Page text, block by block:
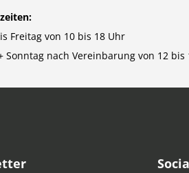
Freitag von 10 bis 18 Uhr
Sonntag nach Vereinbarung von 12 bis